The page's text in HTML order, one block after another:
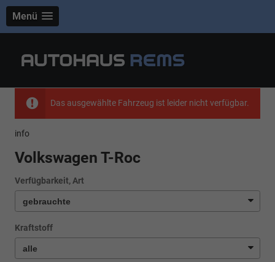
Menü
Das ausgewählte Fahrzeug ist leider nicht verfügbar.
info
Volkswagen T-Roc
Verfügbarkeit, Art
Kraftstoff